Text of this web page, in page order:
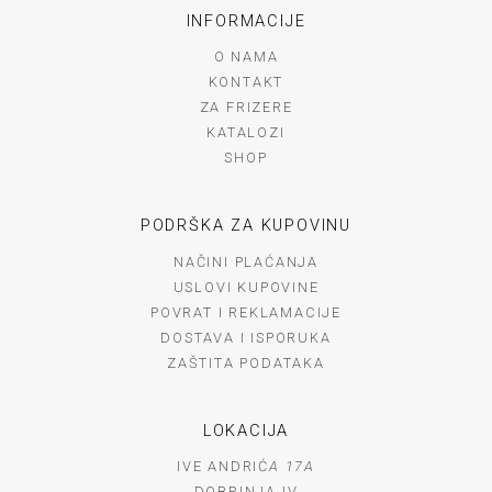
INFORMACIJE
O NAMA
KONTAKT
ZA FRIZERE
KATALOZI
SHOP
PODRŠKA ZA KUPOVINU
NAČINI PLAĆANJA
USLOVI KUPOVINE
POVRAT I REKLAMACIJE
DOSTAVA I ISPORUKA
ZAŠTITA PODATAKA
LOKACIJA
IVE ANDRIĆA 17A